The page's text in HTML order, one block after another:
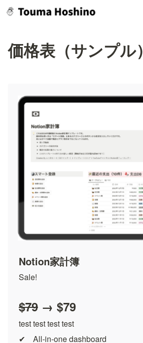
価格表（サンプル）
Notion家計簿
Sale!
$79 → $79
test test test test
✔︎　All-in-one dashboard